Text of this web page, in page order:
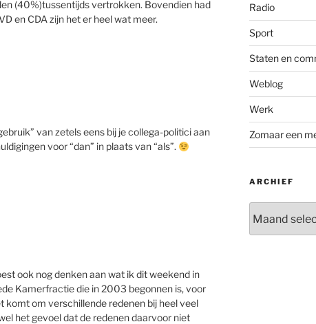
(40%)tussentijds vertrokken. Bovendien had
en CDA zijn het er heel wat meer.
van zetels eens bij je collega-politici aan
voor “dan” in plaats van “als”.
ook nog denken aan wat ik dit weekend in
Kamerfractie die in 2003 begonnen is, voor
komt om verschillende redenen bij heel veel
het gevoel dat de redenen daarvoor niet
Radio
Sport
Staten en
Weblog
Werk
Zomaar een
ARCHIEF